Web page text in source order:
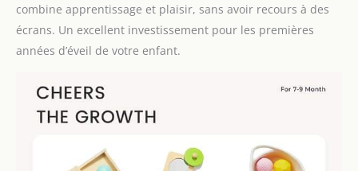
combine apprentissage et plaisir, sans avoir recours à des
écrans. Un excellent investissement pour les premières
années d’éveil de votre enfant.